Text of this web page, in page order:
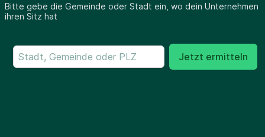
Bitte gebe die Gemeinde oder Stadt ein, wo dein Unternehmen
ihren Sitz hat
Jetzt ermitteln